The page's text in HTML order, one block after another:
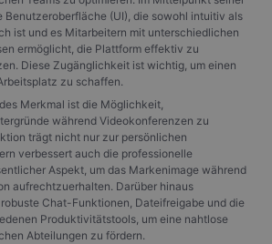
Benutzeroberfläche (UI), die sowohl intuitiv als
ist und es Mitarbeitern mit unterschiedlichen
ermöglicht, die Plattform effektiv zu
Diese Zugänglichkeit ist wichtig, um einen
zu schaffen.
Merkmal ist die Möglichkeit,
während Videokonferenzen zu
trägt nicht nur zur persönlichen
verbessert auch die professionelle
Aspekt, um das Markenimage während
aufrechtzuerhalten. Darüber hinaus
Chat-Funktionen, Dateifreigabe und die
Produktivitätstools, um eine nahtlose
Abteilungen zu fördern.